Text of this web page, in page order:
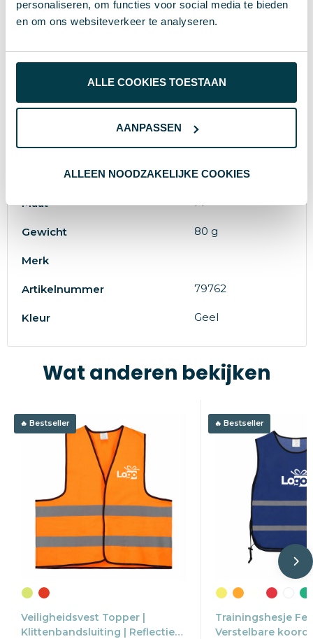
personaliseren, om functies voor social media te bieden
en om ons websiteverkeer te analyseren.
ALLE COOKIES TOESTAAN
AANPASSEN
ALLEEN NOODZAKELIJKE COOKIES
zachte en duurzame polyester. Inclusief zwarte
bies en versterkte zijkanten met twee zwarte
bewegingsvrijheid garanderen.
Specificaties
Materiaal Polyester
Maat M
Gewicht 80 g
Merk
Artikelnummer 79762
Kleur Geel
Wat anderen bekijken
Bestseller
Veiligheidsvest Topper |
Klittenbandsluiting | Reflectie
Bestseller
Trainingshesje
Verstelbare